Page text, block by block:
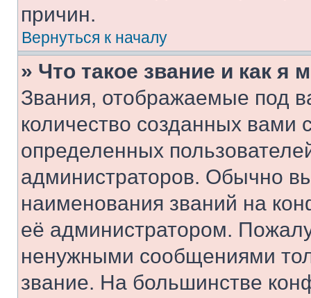
причин.
Вернуться к началу
» Что такое звание и как я
Звания, отображаемые под
количество созданных
определенных
администраторов. Обычно
наименования званий на
её администратором.
ненужными сообщениями
звание. На большинстве